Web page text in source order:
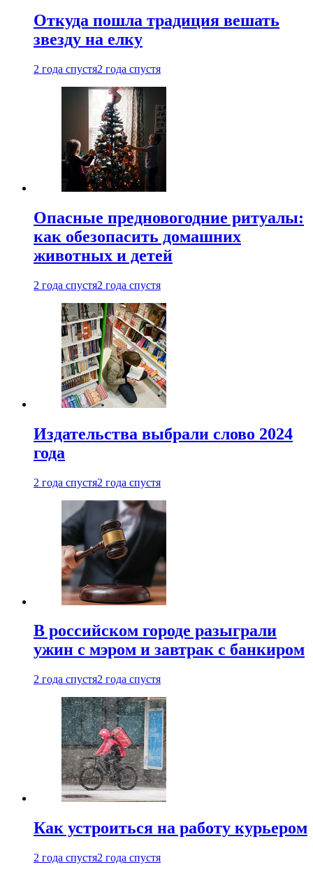
Откуда пошла традиция вешать
звезду на елку
2 года спустя2 года спустя
Опасные предновогодние ритуалы:
как обезопасить домашних
животных и детей
2 года спустя2 года спустя
Издательства выбрали слово 2024
года
2 года спустя2 года спустя
В российском городе разыграли
ужин с мэром и завтрак с банкиром
2 года спустя2 года спустя
Как устроиться на работу курьером
2 года спустя2 года спустя